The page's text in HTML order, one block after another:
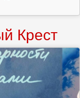
Крест